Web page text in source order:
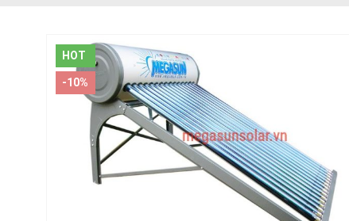
HOT
-10%